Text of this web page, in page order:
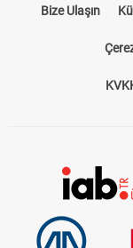
Bize Ulaşın